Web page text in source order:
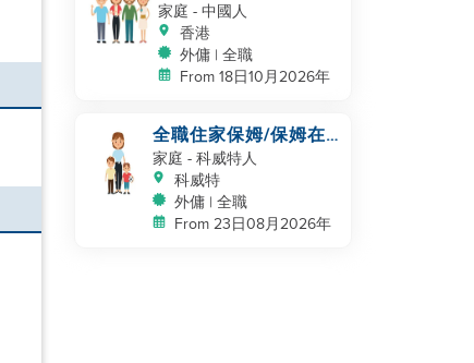
的家庭
家庭 - 中國人
香港
外傭 | 全職
From 18日10月2026年
全職住家保姆/保姆在
kuwait 工作
家庭 - 科威特人
科威特
外傭 | 全職
From 23日08月2026年